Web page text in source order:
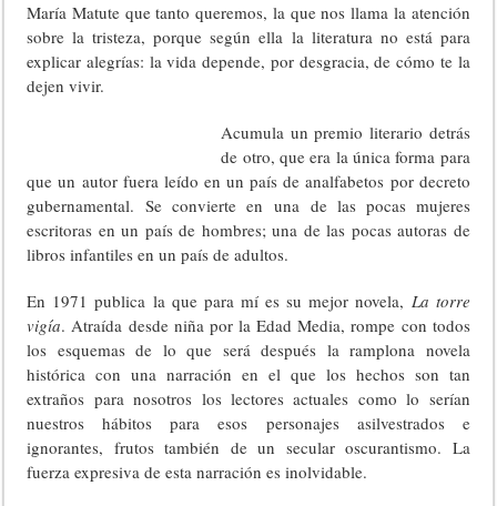
María Matute que tanto queremos, la que nos llama la atención
sobre la tristeza, porque según ella la literatura no está para
explicar alegrías: la vida depende, por desgracia, de cómo te la
dejen vivir.
Acumula un premio literario detrás
de otro, que era la única forma para
que un autor fuera leído en un país de analfabetos por decreto
gubernamental. Se convierte en una de las pocas mujeres
escritoras en un país de hombres; una de las pocas autoras de
libros infantiles en un país de adultos.
En 1971 publica la que para mí es su mejor novela, La torre
vigía. Atraída desde niña por la Edad Media, rompe con todos
los esquemas de lo que será después la ramplona novela
histórica con una narración en el que los hechos son tan
extraños para nosotros los lectores actuales como lo serían
nuestros hábitos para esos personajes asilvestrados e
ignorantes, frutos también de un secular oscurantismo. La
fuerza expresiva de esta narración es inolvidable.